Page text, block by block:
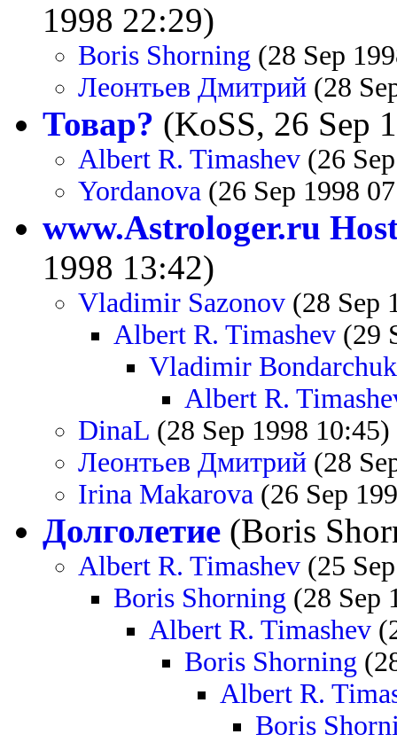
1998 22:29)
Boris Shorning (28 Sep
Леонтьев Дмитрий (28
Товар? (KoSS, 26 Sep
Albert R. Timashev (26
Yordanova (26 Sep 1998
www.Astrologer.ru
1998 13:42)
Vladimir Sazonov (28 Sep
Albert R. Timashev (29
Vladimir Bondarchuk
Albert R.
DinaL (28 Sep 1998 10:45)
Леонтьев Дмитрий (28
Irina Makarova (26 Sep
Долголетие (Boris
Albert R. Timashev (25
Boris Shorning (28 Sep
Albert R. Timashev
Boris Shorning
Albert R.
Boris